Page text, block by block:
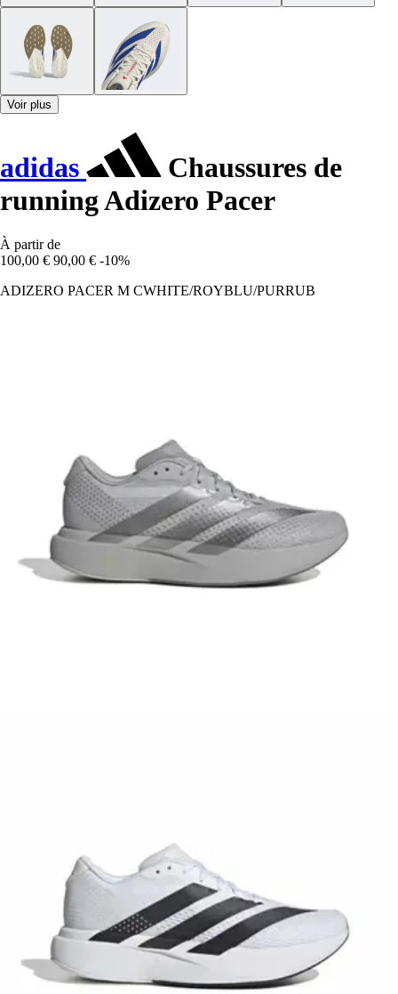
Voir plus
adidas
Chaussures de
running Adizero Pacer
À partir de
100,00 € 90,00 € -10%
ADIZERO PACER M CWHITE/ROYBLU/PURRUB